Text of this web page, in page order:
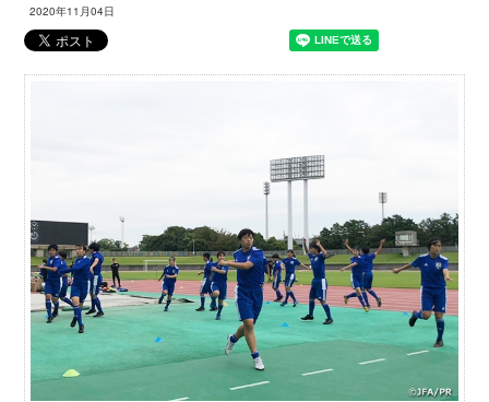
2020年11月04日